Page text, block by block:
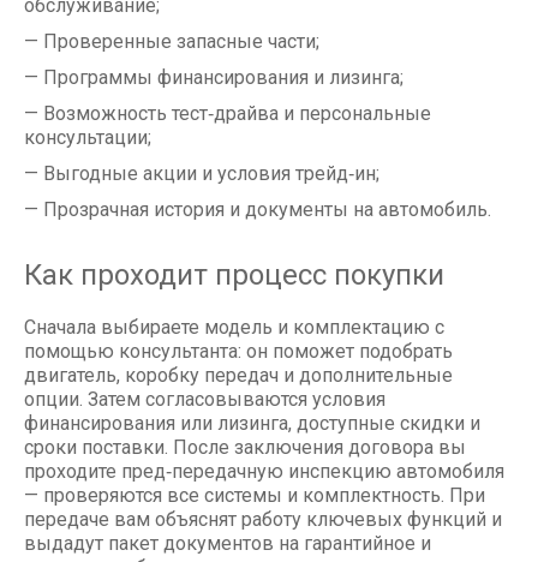
обслуживание;
— Проверенные запасные части;
— Программы финансирования и лизинга;
— Возможность тест‑драйва и персональные
консультации;
— Выгодные акции и условия трейд‑ин;
— Прозрачная история и документы на автомобиль.
Как проходит процесс покупки
Сначала выбираете модель и комплектацию с
помощью консультанта: он поможет подобрать
двигатель, коробку передач и дополнительные
опции. Затем согласовываются условия
финансирования или лизинга, доступные скидки и
сроки поставки. После заключения договора вы
проходите пред‑передачную инспекцию автомобиля
— проверяются все системы и комплектность. При
передаче вам объяснят работу ключевых функций и
выдадут пакет документов на гарантийное и